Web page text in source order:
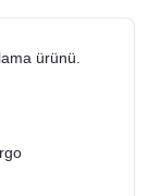
ürünü.